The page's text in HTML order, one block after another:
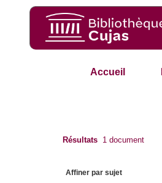
Accueil
Résultats 1 document
Affiner par sujet